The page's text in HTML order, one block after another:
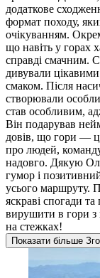
додаткове
формат походу,
очікуванням.
що навіть у горах
справді смачним.
дивували
смаком. Після
створювали
став особливим,
Він подарував
довів, що гори —
про людей,
надовго. Дякую
гумор і
усього маршруту.
яскраві спогади
вирушити в гори з
на стежках!
Показати більше